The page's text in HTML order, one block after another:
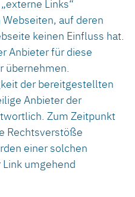
Links“
auf deren
keinen Einfluss hat.
Anbieter für diese
übernehmen.
der bereitgestellten
Anbieter der
Zum Zeitpunkt
Rechtsverstöße
einer solchen
umgehend